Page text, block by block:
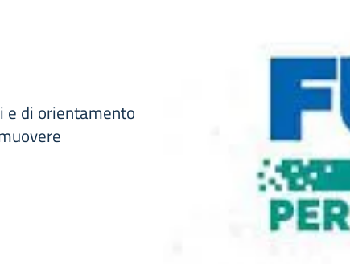
e di orientamento